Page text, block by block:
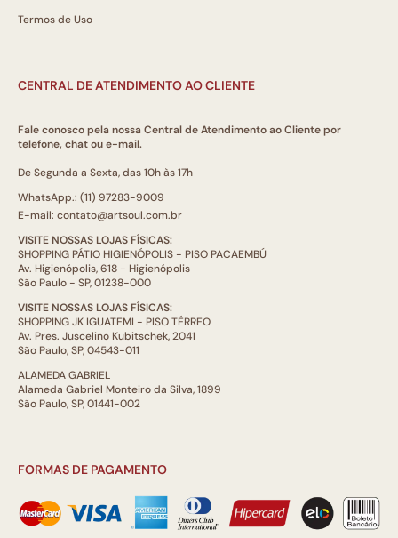
Termos de Uso
CENTRAL DE ATENDIMENTO AO CLIENTE
Fale conosco pela nossa Central de Atendimento ao Cliente por
telefone, chat ou e-mail.
De Segunda a Sexta, das 10h às 17h
WhatsApp.: (11) 97283-9009
E-mail: contato@artsoul.com.br
VISITE NOSSAS LOJAS FÍSICAS:
SHOPPING PÁTIO HIGIENÓPOLIS - PISO PACAEMBÚ
Av. Higienópolis, 618 - Higienópolis
São Paulo - SP, 01238-000
VISITE NOSSAS LOJAS FÍSICAS:
SHOPPING JK IGUATEMI - PISO TÉRREO
Av. Pres. Juscelino Kubitschek, 2041
São Paulo, SP, 04543-011
ALAMEDA GABRIEL
Alameda Gabriel Monteiro da Silva, 1899
São Paulo, SP, 01441-002
FORMAS DE PAGAMENTO